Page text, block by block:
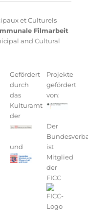
et Culturels
Filmarbeit
and Cultural
Gefördert
durch
das
Kulturamt
der
und
Projekte
gefördert
von:
Der
ist
Mitglied
der
FICC